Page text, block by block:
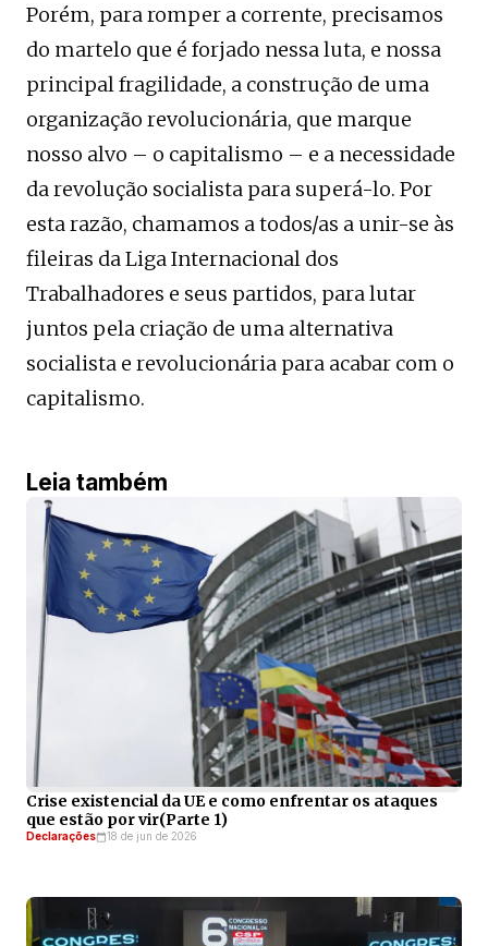
Porém, para romper a corrente, precisamos
do martelo que é forjado nessa luta, e nossa
principal fragilidade, a construção de uma
organização revolucionária, que marque
nosso alvo – o capitalismo – e a necessidade
da revolução socialista para superá-lo. Por
esta razão, chamamos a todos/as a unir-se às
fileiras da Liga Internacional dos
Trabalhadores e seus partidos, para lutar
juntos pela criação de uma alternativa
socialista e revolucionária para acabar com o
capitalismo.
Leia também
Crise existencial da UE e como enfrentar os ataques
que estão por vir(Parte 1)
Declarações 18 de jun de 2026